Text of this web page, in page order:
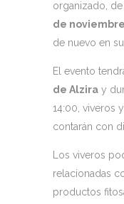
organizado, de
de
de nuevo en
El evento
de Alzira y
14:00, viveros
contarán con
Los viveros
relacionadas
productos